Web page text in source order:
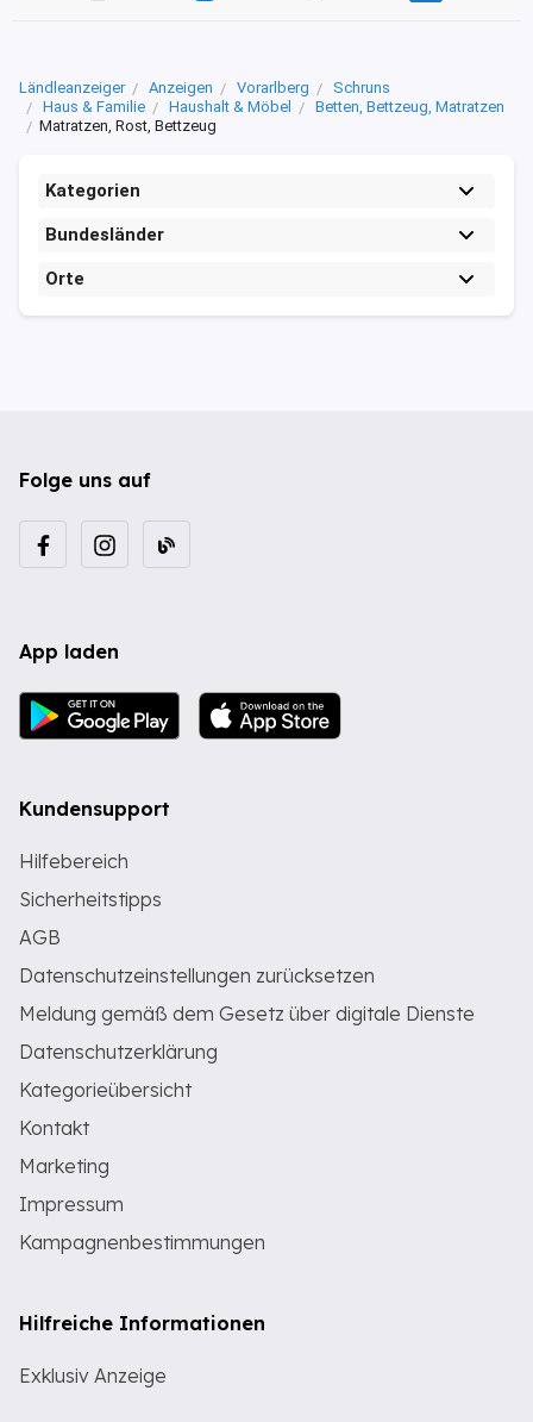
Ländleanzeiger Anzeigen Vorarlberg
Schruns
Haus & Familie
Haushalt & Möbel
Betten, Bettzeug, Matratzen
Matratzen, Rost, Bettzeug
Kategorien
Bundesländer
Orte
Folge uns auf
App laden
Kundensupport
Hilfebereich
Sicherheitstipps
AGB
Datenschutzeinstellungen zurücksetzen
Meldung gemäß dem Gesetz über digitale Dienste
Datenschutzerklärung
Kategorieübersicht
Kontakt
Marketing
Impressum
Kampagnenbestimmungen
Hilfreiche Informationen
Exklusiv Anzeige